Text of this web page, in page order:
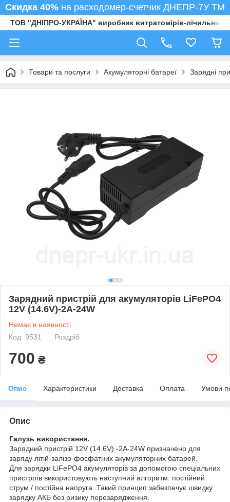
Скидка 40% на расходомер-счетчик ДНЕПР-7У ТМ
ТОВ "ДНІПРО-УКРАЇНА" виробник витратомірів-
Товари та послуги Акумуляторні батареї Зарядні
Зарядний пристрій для акумуляторів LiFePO4
12V (14.6V)-2A-24W
Немає в наявності
Код: 9531
Роздріб
700 ₴
Опис Характеристики Доставка Оплата Умови
Опис
Галузь використання.
Зарядний пристрій 12V (14.6V) -2A-24W призначено для
заряду літій-залізо-фосфатних акумуляторних батарей.
Для зарядки LiFePO4 акумуляторів за допомогою спеціальних
пристроїв використовують наступний алгоритм: постійний
струм / постійна напруга. Такий принцип забезпечує швидку
зарядку АКБ без ризику перезарядження.